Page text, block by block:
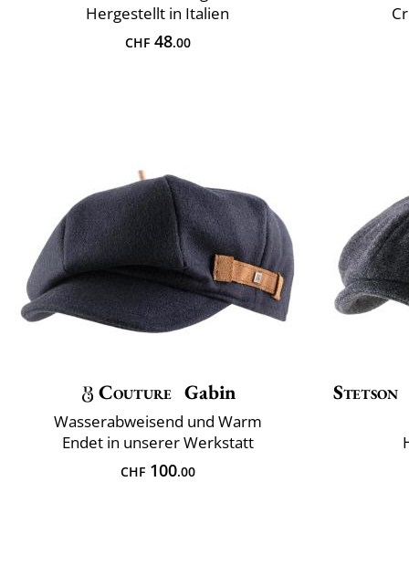
Hergestellt in Italien
CHF48.00
Couture Gabin
Wasserabweisend und Warm
Endet in unserer Werkstatt
CHF100.00
Stetson